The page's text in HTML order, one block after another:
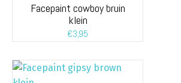
Facepaint cowboy bruin
klein
€3,95